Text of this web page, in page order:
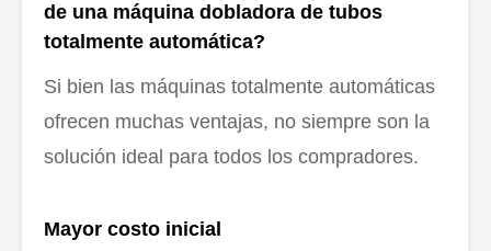
de una máquina dobladora de tubos
totalmente automática?
Si bien las máquinas totalmente automáticas
ofrecen muchas ventajas, no siempre son la
solución ideal para todos los compradores.
Mayor costo inicial